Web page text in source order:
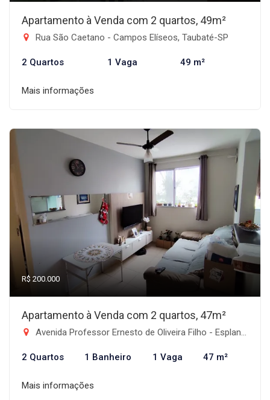
Apartamento à Venda com 2 quartos, 49m²
Rua São Caetano - Campos Elíseos, Taubaté-SP
2 Quartos 1 Vaga 49 m²
Mais informações
R$ 200.000
Apartamento à Venda com 2 quartos, 47m²
Avenida Professor Ernesto de Oliveira Filho - Esplanada Independência, Taubaté-SP
2 Quartos 1 Banheiro 1 Vaga 47 m²
Mais informações